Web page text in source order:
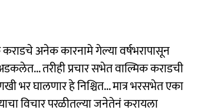
अनेक कारनामे गेल्या वर्षभरापासून
तरीही प्रचार सभेत वाल्मिक कराडची
घालणार हे निश्चित... मात्र भरसभेत एका
विचार परळीतल्या जनेतेनं करायला